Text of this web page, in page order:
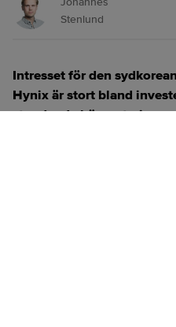
Stenlund
Intresset för den
Hynix är stort bland
stundande